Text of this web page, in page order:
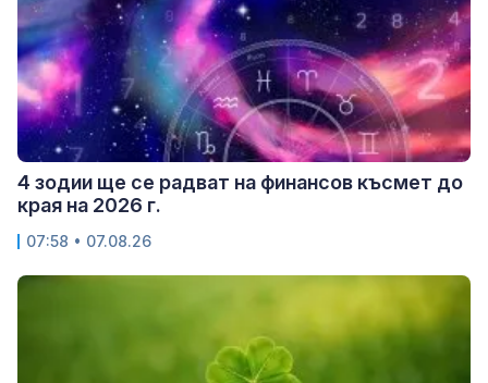
4 зодии ще се радват на финансов късмет до
края на 2026 г.
07:58 • 07.08.26